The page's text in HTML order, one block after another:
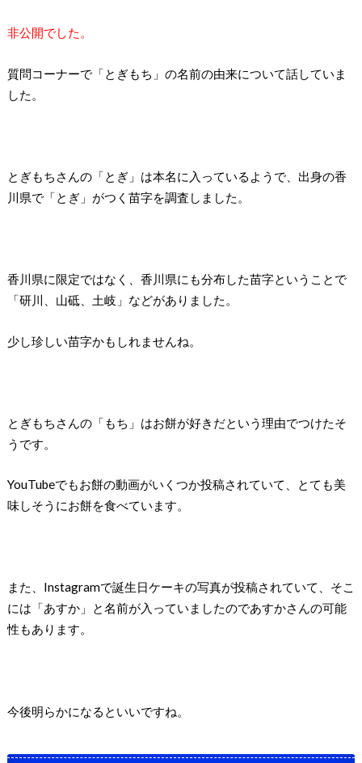
非公開でした。
質問コーナーで「とぎもち」の名前の由来について話していま
した。
とぎもちさんの「とぎ」は本名に入っているようで、出身の香
川県で「とぎ」がつく苗字を調査しました。
香川県に限定ではなく、香川県にも分布した苗字ということで
「研川、山砥、土岐」などがありました。
少し珍しい苗字かもしれませんね。
とぎもちさんの「もち」はお餅が好きだという理由でつけたそ
うです。
YouTubeでもお餅の動画がいくつか投稿されていて、とても美
味しそうにお餅を食べています。
また、Instagramで誕生日ケーキの写真が投稿されていて、そこ
には「あすか」と名前が入っていましたのであすかさんの可能
性もあります。
今後明らかになるといいですね。